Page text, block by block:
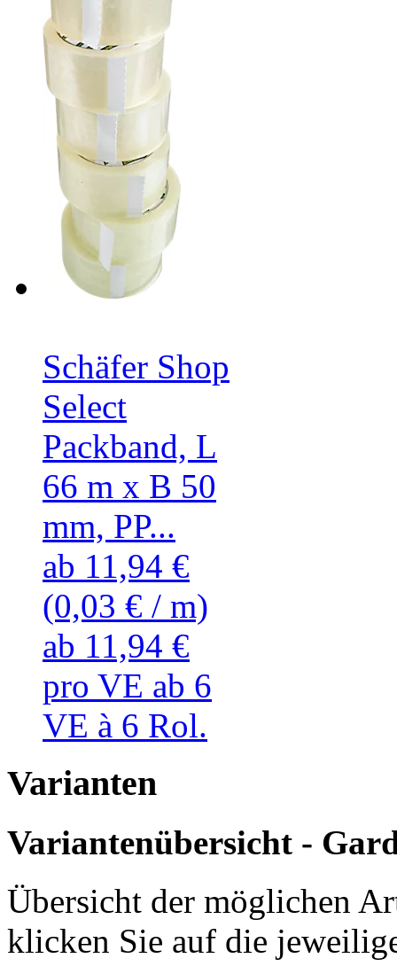
Schäfer Shop
Select
Packband, L
66 m x B 50
mm, PP...
ab 11,94 €
(0,03 € / m)
ab 11,94 €
pro VE ab 6
VE à 6 Rol.
Varianten
Variantenübersicht -
Übersicht der möglichen
klicken Sie auf die